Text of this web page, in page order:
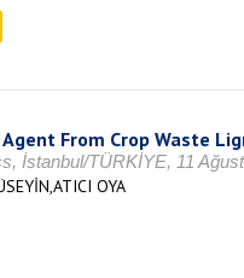
From Crop Waste
İstanbul/TÜRKİYE, 11
OYA